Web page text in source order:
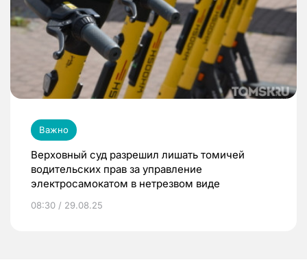
Важно
Верховный суд разрешил лишать томичей
водительских прав за управление
электросамокатом в нетрезвом виде
08:30 / 29.08.25